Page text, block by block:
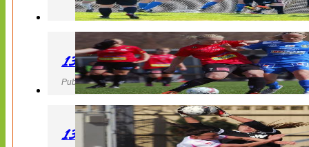
130427 LB 07 – QBIK
Publicerad 27 April 2013, 22:40
130427 IF Limhamn Bunkeflo – QBIK